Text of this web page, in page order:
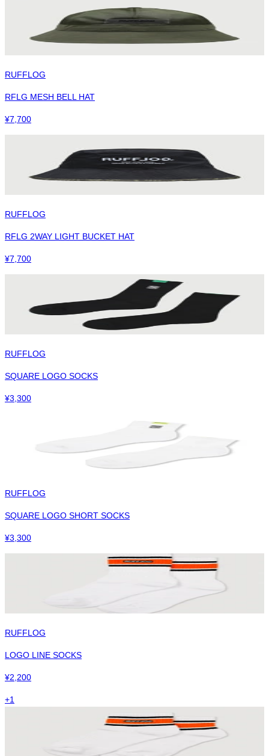
RUFFLOG
RFLG MESH BELL HAT
¥7,700
RUFFLOG
RFLG 2WAY LIGHT BUCKET HAT
¥7,700
RUFFLOG
SQUARE LOGO SOCKS
¥3,300
RUFFLOG
SQUARE LOGO SHORT SOCKS
¥3,300
RUFFLOG
LOGO LINE SOCKS
¥2,200
+1